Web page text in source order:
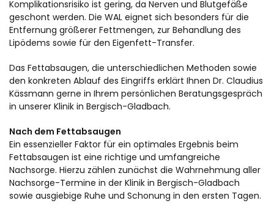
Komplikationsrisiko ist gering, da Nerven und Blutgefäße
geschont werden. Die WAL eignet sich besonders für die
Entfernung größerer Fettmengen, zur Behandlung des
Lipödems sowie für den Eigenfett-Transfer.
Das Fettabsaugen, die unterschiedlichen Methoden sowie
den konkreten Ablauf des Eingriffs erklärt Ihnen Dr. Claudius
Kässmann gerne in Ihrem persönlichen Beratungsgespräch
in unserer Klinik in Bergisch-Gladbach.
Nach dem Fettabsaugen
Ein essenzieller Faktor für ein optimales Ergebnis beim
Fettabsaugen ist eine richtige und umfangreiche
Nachsorge. Hierzu zählen zunächst die Wahrnehmung aller
Nachsorge-Termine in der Klinik in Bergisch-Gladbach
sowie ausgiebige Ruhe und Schonung in den ersten Tagen.